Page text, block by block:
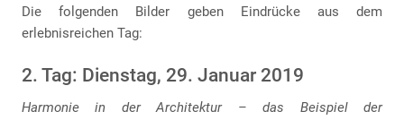
Die folgenden Bilder geben Eindrücke aus dem
erlebnisreichen Tag:
2. Tag: Dienstag, 29. Januar 2019
Harmonie in der Architektur – das Beispiel der